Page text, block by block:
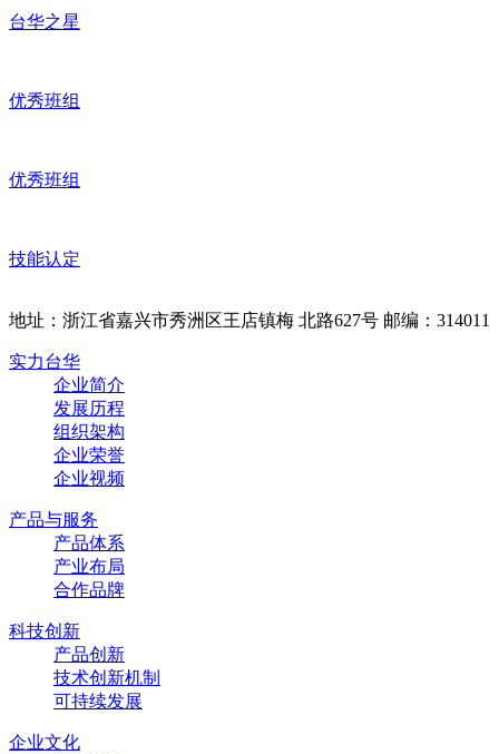
台华之星
优秀班组
优秀班组
技能认定
地址：浙江省嘉兴市秀洲区王店镇梅 北路627号 邮编：314011
实力台华
企业简介
发展历程
组织架构
企业荣誉
企业视频
产品与服务
产品体系
产业布局
合作品牌
科技创新
产品创新
技术创新机制
可持续发展
企业文化